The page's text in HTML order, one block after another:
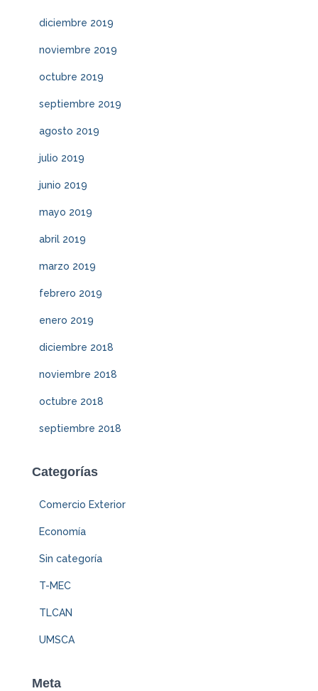
diciembre 2019
noviembre 2019
octubre 2019
septiembre 2019
agosto 2019
julio 2019
junio 2019
mayo 2019
abril 2019
marzo 2019
febrero 2019
enero 2019
diciembre 2018
noviembre 2018
octubre 2018
septiembre 2018
Categorías
Comercio Exterior
Economía
Sin categoría
T-MEC
TLCAN
UMSCA
Meta